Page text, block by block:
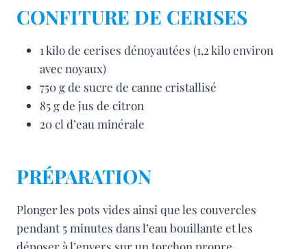
CONFITURE DE CERISES
1 kilo de cerises dénoyautées (1,2 kilo environ
avec noyaux)
750 g de sucre de canne cristallisé
85 g de jus de citron
20 cl d’eau minérale
PRÉPARATION
Plonger les pots vides ainsi que les couvercles
pendant 5 minutes dans l’eau bouillante et les